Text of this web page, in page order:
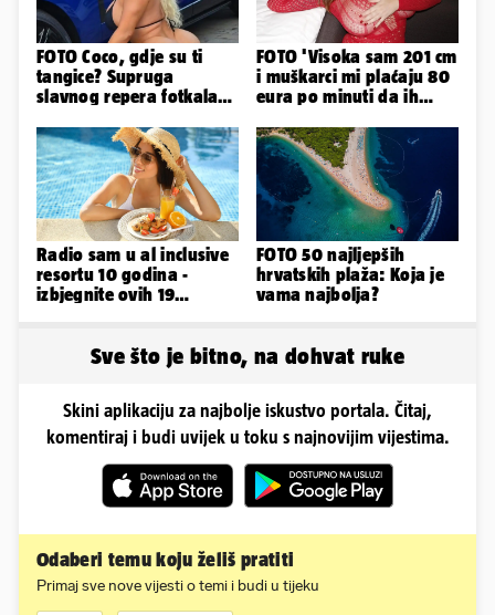
FOTO Coco, gdje su ti
tangice? Supruga
slavnog repera fotkala
sve
FOTO 'Visoka sam 201 cm
i muškarci mi plaćaju 80
eura po minuti da ih
Radio sam u al inclusive
resortu 10 godina -
izbjegnite ovih 19
FOTO 50 najljepših
hrvatskih plaža: Koja je
vama najbolja?
Sve što je bitno, na dohvat ruke
Skini aplikaciju za najbolje iskustvo portala. Čitaj,
komentiraj i budi uvijek u toku s najnovijim vijestima.
Odaberi temu koju želiš pratiti
Primaj sve nove vijesti o temi i budi u tijeku